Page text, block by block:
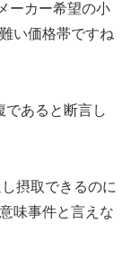
ーカー希望の小
い価格帯ですね
であると断言し
摂取できるのに
味事件と言えな